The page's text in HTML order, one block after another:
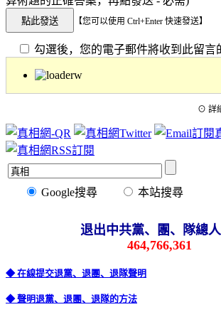
【您可以使用 Ctrl+Enter 快速發送】
勾選後，您的電子郵件將收到此留言
⊙ 詳
Google搜尋 本站搜尋
退出中共黨、團、隊總
464,766,361
◆ 在線提交退黨、退團、退隊聲明
◆ 聲明退黨、退團、退隊的方法